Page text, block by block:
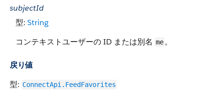
subjectId
型: String
コンテキストユーザーの ID または別名 me。
戻り値
型: ConnectApi.FeedFavorites